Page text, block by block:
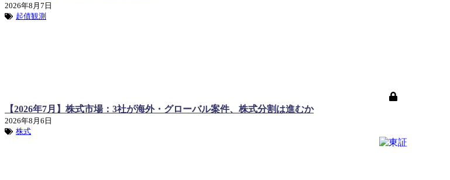
2026年8月7日
起債観測
【2026年7月】株式市場：3社が海外・グローバル案件、株式分割は進むか
2026年8月6日
株式